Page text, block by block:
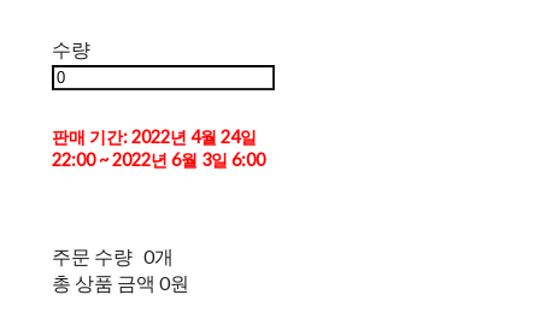
수량
판매 기간: 2022년 4월 24일
22:00 ~ 2022년 6월 3일 6:00
주문 수량 0개
총 상품 금액 0원